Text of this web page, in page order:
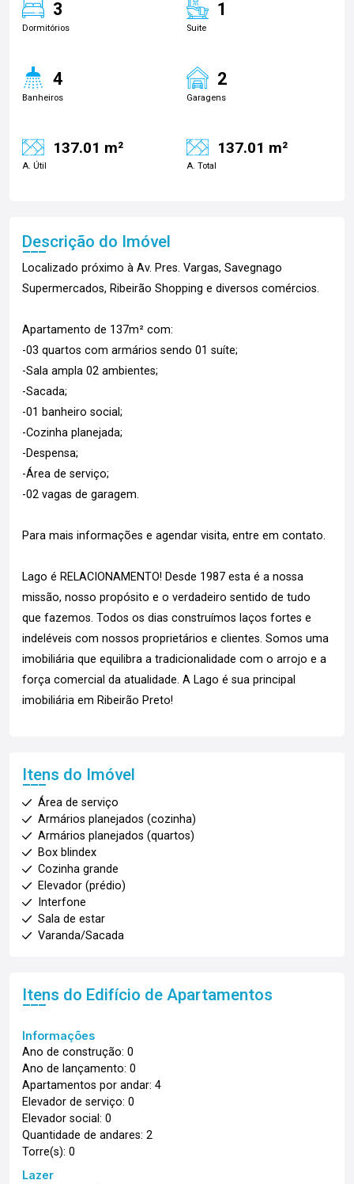
3
Dormitórios
1
Suite
4
Banheiros
2
Garagens
137.01 m²
A. Útil
137.01 m²
A. Total
Descrição do Imóvel
Localizado próximo à Av. Pres. Vargas, Savegnago
Supermercados, Ribeirão Shopping e diversos comércios.
Apartamento de 137m² com:
-03 quartos com armários sendo 01 suíte;
-Sala ampla 02 ambientes;
-Sacada;
-01 banheiro social;
-Cozinha planejada;
-Despensa;
-Área de serviço;
-02 vagas de garagem.
Para mais informações e agendar visita, entre em contato.
Lago é RELACIONAMENTO! Desde 1987 esta é a nossa
missão, nosso propósito e o verdadeiro sentido de tudo
que fazemos. Todos os dias construímos laços fortes e
indeléveis com nossos proprietários e clientes. Somos uma
imobiliária que equilibra a tradicionalidade com o arrojo e a
força comercial da atualidade. A Lago é sua principal
imobiliária em Ribeirão Preto!
Itens do Imóvel
Área de serviço
Armários planejados (cozinha)
Armários planejados (quartos)
Box blindex
Cozinha grande
Elevador (prédio)
Interfone
Sala de estar
Varanda/Sacada
Itens do Edifício de Apartamentos
Informações
Ano de construção: 0
Ano de lançamento: 0
Apartamentos por andar: 4
Elevador de serviço: 0
Elevador social: 0
Quantidade de andares: 2
Torre(s): 0
Lazer